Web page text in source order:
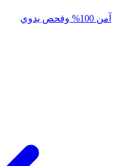
آمن 100% وفحص يدوي